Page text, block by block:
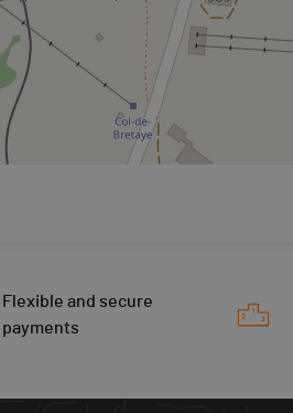
Flexible and secure
payments